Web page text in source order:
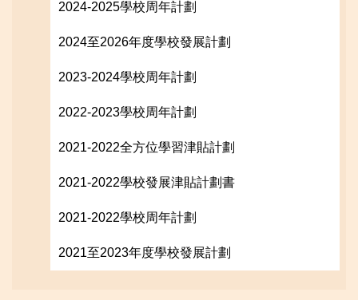
2024-2025學校周年計劃
2024至2026年度學校發展計劃
2023-2024學校周年計劃
2022-2023學校周年計劃
2021-2022全方位學習津貼計劃
2021-2022學校發展津貼計劃書
2021-2022學校周年計劃
2021至2023年度學校發展計劃